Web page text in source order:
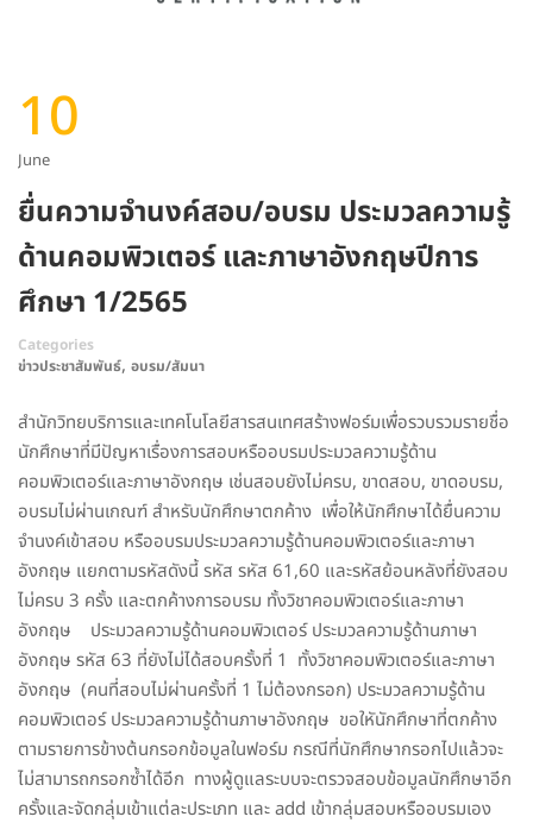
10
June
ยื่นความจำนงค์สอบ/อบรม ประมวลความรู้
ด้านคอมพิวเตอร์ และภาษาอังกฤษปีการ
ศึกษา 1/2565
Categories
ข่าวประชาสัมพันธ์, อบรม/สัมนา
สำนักวิทยบริการและเทคโนโลยีสารสนเทศสร้างฟอร์มเพื่อรวบรวมรายชื่อ
นักศึกษาที่มีปัญหาเรื่องการสอบหรืออบรมประมวลความรู้ด้าน
คอมพิวเตอร์และภาษาอังกฤษ เช่นสอบยังไม่ครบ, ขาดสอบ, ขาดอบรม,
อบรมไม่ผ่านเกณฑ์ สำหรับนักศึกษาตกค้าง เพื่อให้นักศึกษาได้ยื่นความ
จำนงค์เข้าสอบ หรืออบรมประมวลความรู้ด้านคอมพิวเตอร์และภาษา
อังกฤษ แยกตามรหัสดังนี้ รหัส รหัส 61,60 และรหัสย้อนหลังที่ยังสอบ
ไม่ครบ 3 ครั้ง และตกค้างการอบรม ทั้งวิชาคอมพิวเตอร์และภาษา
อังกฤษ ประมวลความรู้ด้านคอมพิวเตอร์ ประมวลความรู้ด้านภาษา
อังกฤษ รหัส 63 ที่ยังไม่ได้สอบครั้งที่ 1 ทั้งวิชาคอมพิวเตอร์และภาษา
อังกฤษ (คนที่สอบไม่ผ่านครั้งที่ 1 ไม่ต้องกรอก) ประมวลความรู้ด้าน
คอมพิวเตอร์ ประมวลความรู้ด้านภาษาอังกฤษ ขอใหันักศึกษาที่ตกค้าง
ตามรายการข้างต้นกรอกข้อมูลในฟอร์ม กรณีที่นักศึกษากรอกไปแล้วจะ
ไม่สามารถกรอกซ้ำได้อีก ทางผู้ดูแลระบบจะตรวจสอบข้อมูลนักศึกษาอีก
ครั้งและจัดกลุ่มเข้าแต่ละประเภท และ add เข้ากลุ่มสอบหรืออบรมเอง